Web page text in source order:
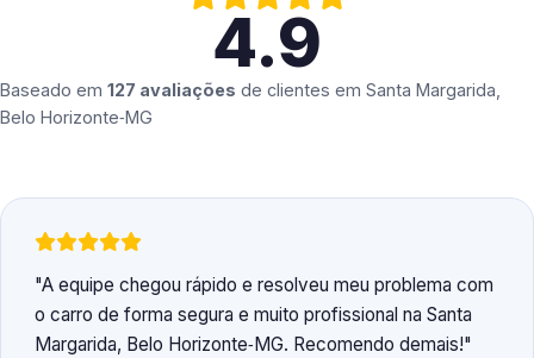
4.9
Baseado em 127 avaliações de clientes em Santa Margarida,
Belo Horizonte‑MG
A equipe chegou rápido e resolveu meu problema com
o carro de forma segura e muito profissional na Santa
Margarida, Belo Horizonte‑MG. Recomendo demais!